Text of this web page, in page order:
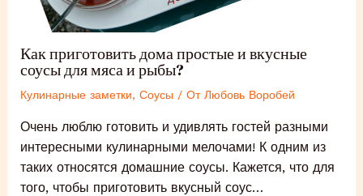
Как приготовить дома простые и вкусные
соусы для мяса и рыбы?
Кулинарные заметки, Соусы / От Любовь Воробей
Очень люблю готовить и удивлять гостей разными
интересными кулинарными мелочами! К одним из
таких относятся домашние соусы. Кажется, что для
того, чтобы приготовить вкусный соус…